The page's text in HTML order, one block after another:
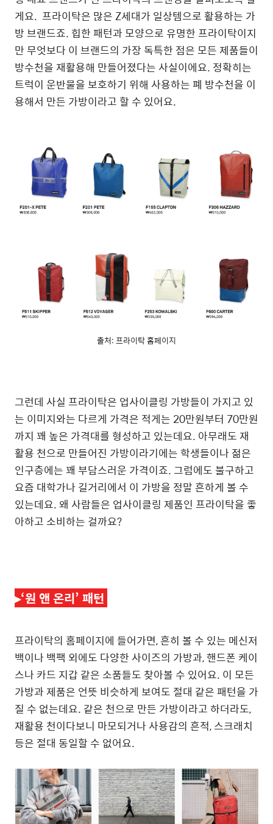
게요. 프라이탁은 많은 Z세대가 일상템으로 활용하는 가
방 브랜드죠. 힙한 패턴과 모양으로 유명한 프라이탁이지
만 무엇보다 이 브랜드의 가장 독특한 점은 모든 제품들이
방수천을 재활용해 만들어졌다는 사실이에요. 정확히는
트럭이 운반물을 보호하기 위해 사용하는 폐 방수천을 이
용해서 만든 가방이라고 할 수 있어요.
출처: 프라이탁 홈페이지
그런데 사실 프라이탁은 업사이클링 가방들이 가지고 있
는 이미지와는 다르게 가격은 적게는 20만원부터 70만원
까지 꽤 높은 가격대를 형성하고 있는데요. 아무래도 재
활용 천으로 만들어진 가방이라기에는 학생들이나 젊은
인구층에는 꽤 부담스러운 가격이죠. 그럼에도 불구하고
요즘 대학가나 길거리에서 이 가방을 정말 흔하게 볼 수
있는데요. 왜 사람들은 업사이클링 제품인 프라이탁을 좋
아하고 소비하는 걸까요?
▸‘원 앤 온리’ 패턴
프라이탁의 홈페이지에 들어가면, 흔히 볼 수 있는 메신저
백이나 백팩 외에도 다양한 사이즈의 가방과, 핸드폰 케이
스나 카드 지갑 같은 소품들도 찾아볼 수 있어요. 이 모든
가방과 제품은 언뜻 비슷하게 보여도 절대 같은 패턴을 가
질 수 없는데요. 같은 천으로 만든 가방이라고 하더라도,
재활용 천이다보니 마모되거나 사용감의 흔적, 스크래치
등은 절대 동일할 수 없어요.